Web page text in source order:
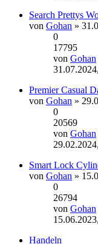
Search Prettys
von Gohan »
0
17795
von Gohan
Premier Сasual
von Gohan »
0
20569
von Gohan
Smart Lock
von Gohan »
0
26794
von Gohan
Handeln